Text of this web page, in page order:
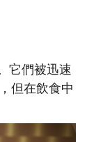
它們被迅速
但在飲食中